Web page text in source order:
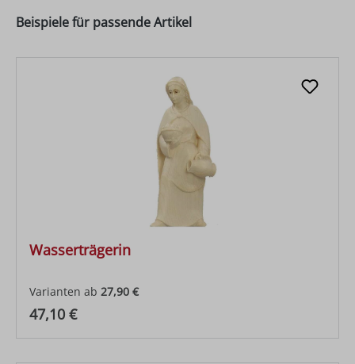
Beispiele für passende Artikel
Wasserträgerin
Varianten ab 27,90 €
Regulärer Preis:
47,10 €